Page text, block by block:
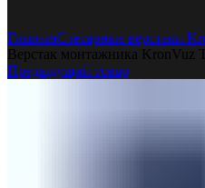
ГлавнаяСлесарные верстаки
Верстак монтажника KronVuz
Предыдущий товар